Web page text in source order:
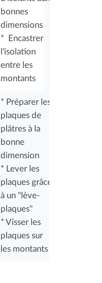
bonnes
dimensions
* Encastrer
l'isolation
entre les
montants
* Préparer les
plaques de
plâtres à la
bonne
dimension
* Lever les
plaques grâce
à un "lève-
plaques"
* Visser les
plaques sur
les montants